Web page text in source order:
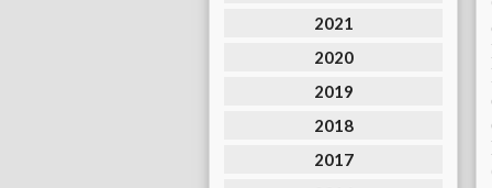
2021
2020
2019
2018
2017